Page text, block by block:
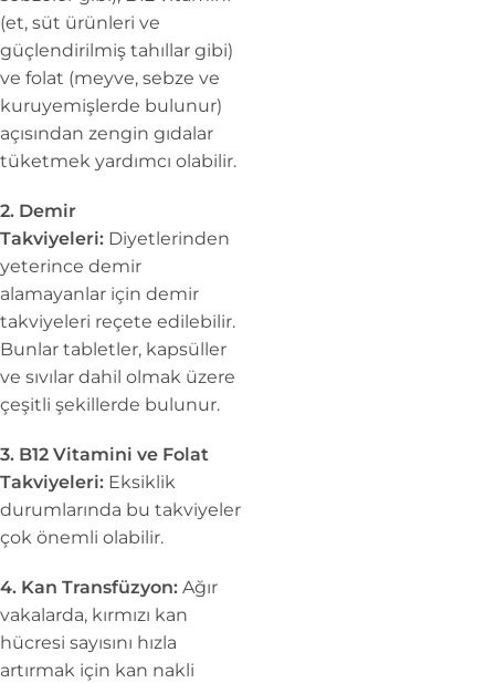
(et, süt ürünleri ve
güçlendirilmiş tahıllar gibi)
ve folat (meyve, sebze ve
kuruyemişlerde bulunur)
açısından zengin gıdalar
tüketmek yardımcı olabilir.
2. Demir
Takviyeleri: Diyetlerinden
yeterince demir
alamayanlar için demir
takviyeleri reçete edilebilir.
Bunlar tabletler, kapsüller
ve sıvılar dahil olmak üzere
çeşitli şekillerde bulunur.
3. B12 Vitamini ve Folat
Takviyeleri: Eksiklik
durumlarında bu takviyeler
çok önemli olabilir.
4. Kan Transfüzyon: Ağır
vakalarda, kırmızı kan
hücresi sayısını hızla
artırmak için kan nakli